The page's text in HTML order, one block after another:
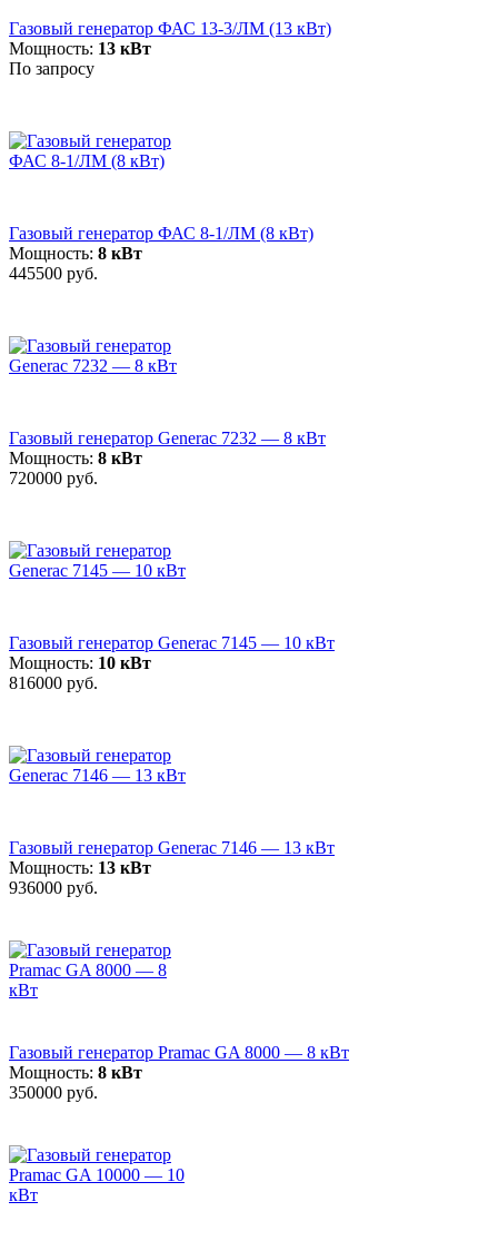
Газовый генератор ФАС 13-3/ЛМ (13 кВт)
Мощность: 13 кВт
По запросу
Газовый генератор ФАС 8-1/ЛМ (8 кВт)
Мощность: 8 кВт
445500 руб.
Газовый генератор Generac 7232 — 8 кВт
Мощность: 8 кВт
720000 руб.
Газовый генератор Generac 7145 — 10 кВт
Мощность: 10 кВт
816000 руб.
Газовый генератор Generac 7146 — 13 кВт
Мощность: 13 кВт
936000 руб.
Газовый генератор Pramac GA 8000 — 8 кВт
Мощность: 8 кВт
350000 руб.